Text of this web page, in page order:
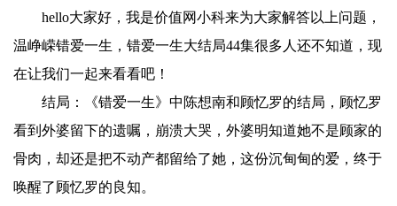
hello大家好，我是价值网小科来为大家解答以上问题，
温峥嵘错爱一生，错爱一生大结局44集很多人还不知道，现
在让我们一起来看看吧！
结局：《错爱一生》中陈想南和顾忆罗的结局，顾忆罗
看到外婆留下的遗嘱，崩溃大哭，外婆明知道她不是顾家的
骨肉，却还是把不动产都留给了她，这份沉甸甸的爱，终于
唤醒了顾忆罗的良知。